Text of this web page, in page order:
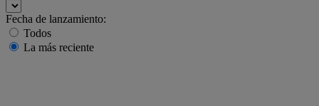
Fecha de lanzamiento:
Todos
La más reciente